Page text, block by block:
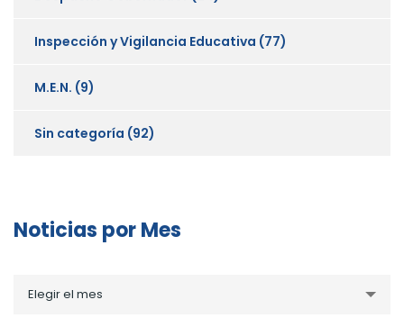
Inspección y Vigilancia Educativa (77)
M.E.N. (9)
Sin categoría (92)
Noticias por Mes
porElegir el mes